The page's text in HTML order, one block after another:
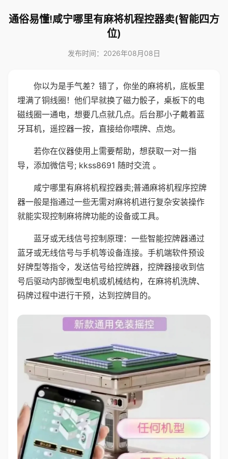
通俗易懂!咸宁哪里有麻将机程控器卖(智能四方
位)
发布时间：2026年08月08日
你以为是手气差？错了，你坐的麻将机，底板里
埋满了铜线圈！他们早就换了磁力骰子，桌板下的电
磁线圈一通电，想要几点就几点。后台那小子戴着蓝
牙耳机，遥控器一按，直接给你喂牌、点炮。
若你在仪器使用上需要帮助，想获取一对一指
导，添加微信号; kkss8691 随时交流 。
咸宁哪里有麻将机程控器卖;普通麻将机程序控牌
器一般是指通过一些无需对麻将机进行复杂安装操作
就能实现控制麻将牌功能的设备或工具。
蓝牙或无线信号控制原理：一些智能控牌器通过
蓝牙或无线信号与手机等设备连接。手机端软件预设
好牌型等指令，发送信号给控牌器，控牌器接收到信
号后驱动内部微型电机或机械结构，在麻将机洗牌、
码牌过程中进行干预，达到控牌目的。